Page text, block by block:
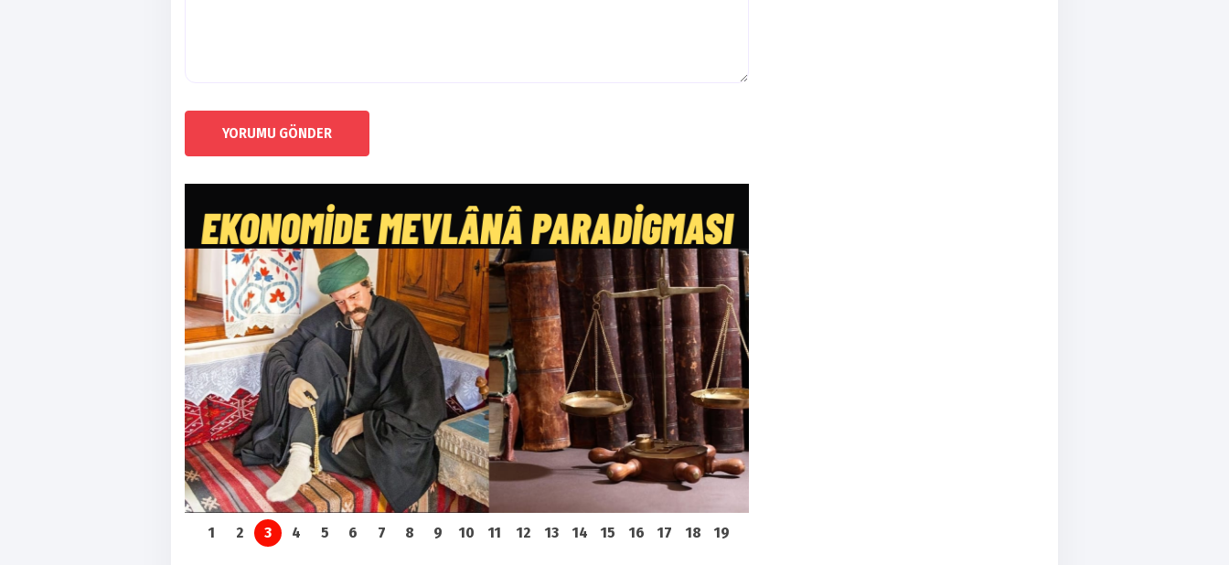
YORUMU GÖNDER
1 2 3 4 5 6 7 8 9 10 11 12 13 14 15 16 17 18 19